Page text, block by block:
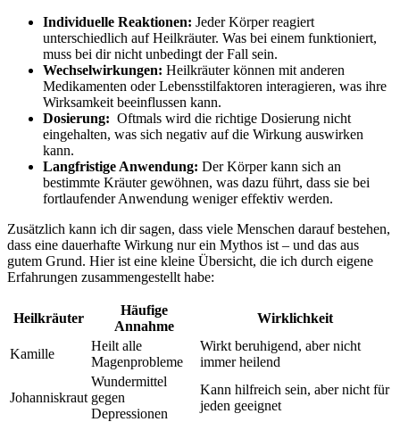
Individuelle Reaktionen: Jeder ​Körper reagiert
unterschiedlich auf Heilkräuter. Was bei einem ‌funktioniert,
muss bei dir nicht⁤ unbedingt‍ der⁢ Fall sein.
Wechselwirkungen: ⁢Heilkräuter können⁤ mit anderen
Medikamenten oder Lebensstilfaktoren ‍interagieren, was ihre⁢
Wirksamkeit beeinflussen⁢ kann.
Dosierung: ‌ Oftmals wird die richtige Dosierung nicht
eingehalten, was ⁤sich negativ auf die Wirkung ​auswirken
kann.
Langfristige Anwendung: ‍Der ‍Körper⁢ kann sich ‍an⁣
bestimmte Kräuter gewöhnen,‌ was dazu ​führt, ⁣dass sie⁤ bei
fortlaufender​ Anwendung weniger effektiv ⁢werden.
Zusätzlich kann‌ ich dir ‌sagen, dass viele Menschen darauf bestehen,
‍dass eine ⁣dauerhafte Wirkung nur ein Mythos⁢ ist – und das ​aus
gutem ⁣Grund. Hier ist ‍eine kleine Übersicht, die ich durch⁤ eigene⁤
Erfahrungen zusammengestellt⁤ habe:
Heilkräuter
Häufige
Annahme
Wirklichkeit
Kamille
Heilt⁢ alle
Magenprobleme
Wirkt beruhigend, aber‌ nicht
immer heilend
Johanniskraut
Wundermittel‌
gegen
Depressionen
Kann hilfreich sein, aber nicht für
jeden geeignet